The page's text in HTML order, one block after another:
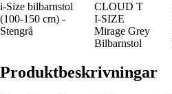
i-Size bilbarnstol
(100-150 cm) -
Stengrå
CLOUD T
I-SIZE
Mirage Grey
Bilbarnstol
Produktbeskrivningar